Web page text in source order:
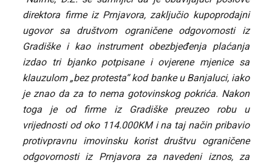
direktora firme iz Prnjavora, zaključio kupoprodajni
ugovor sa društvom ograničene odgovornosti iz
Gradiške i kao instrument obezbjeđenja plaćanja
izdao tri bjanko potpisane i ovjerene mjenice sa
klauzulom „bez protesta“ kod banke u Banjaluci, iako
je znao da za to nema gotovinskog pokrića. Nakon
toga je od firme iz Gradiške preuzeo robu u
vrijednosti od oko 114.000KM i na taj način pribavio
protivpravnu imovinsku korist društvu ograničene
odgovornosti iz Prnjavora za navedeni iznos, za